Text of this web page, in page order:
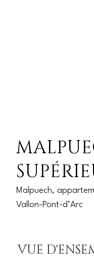
Malpuech,
Vallon-Pont-d’Arc
VUE